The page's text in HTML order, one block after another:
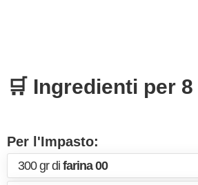
🛒 Ingredienti per
Per l'Impasto:
300 gr di farina 00